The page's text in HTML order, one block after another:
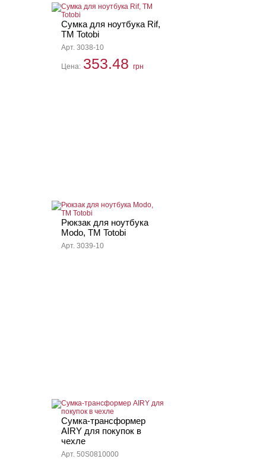
Сумка для ноутбука Rif,
TM Totobi
Арт. 3038-10
Цена: 353.48 грн
Рюкзак для ноутбука
Modo, TM Totobi
Арт. 3039-10
Сумка-трансформер
AIRY для покупок в
чехле
Арт. 50S0810000